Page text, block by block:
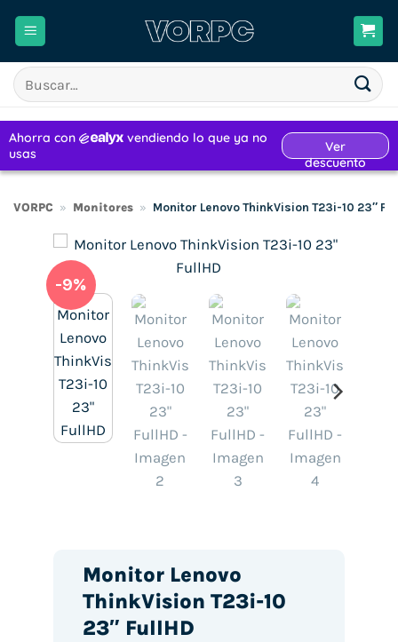
Buscar
por:
VORPC » Monitores » Monitor Lenovo ThinkVision T23i-10 23″
-9%
Monitor Lenovo
ThinkVision T23i-10
23″ FullHD